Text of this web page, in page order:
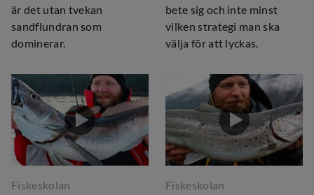
är det utan tvekan
sandflundran som
dominerar.
bete sig och inte minst
vilken strategi man ska
välja för att lyckas.
Fiskeskolan Fiskeskolan